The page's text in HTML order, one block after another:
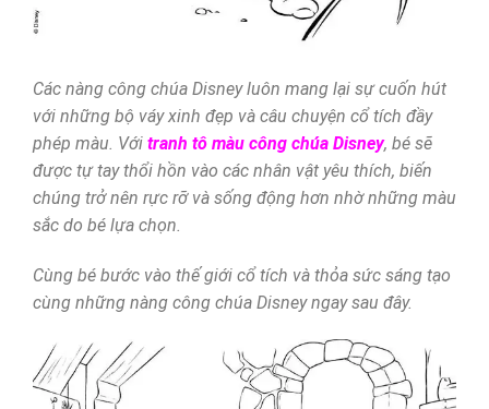
Các nàng công chúa Disney luôn mang lại sự cuốn hút
với những bộ váy xinh đẹp và câu chuyện cổ tích đầy
phép màu. Với tranh tô màu công chúa Disney, bé sẽ
được tự tay thổi hồn vào các nhân vật yêu thích, biến
chúng trở nên rực rỡ và sống động hơn nhờ những màu
sắc do bé lựa chọn.
Cùng bé bước vào thế giới cổ tích và thỏa sức sáng tạo
cùng những nàng công chúa Disney ngay sau đây.